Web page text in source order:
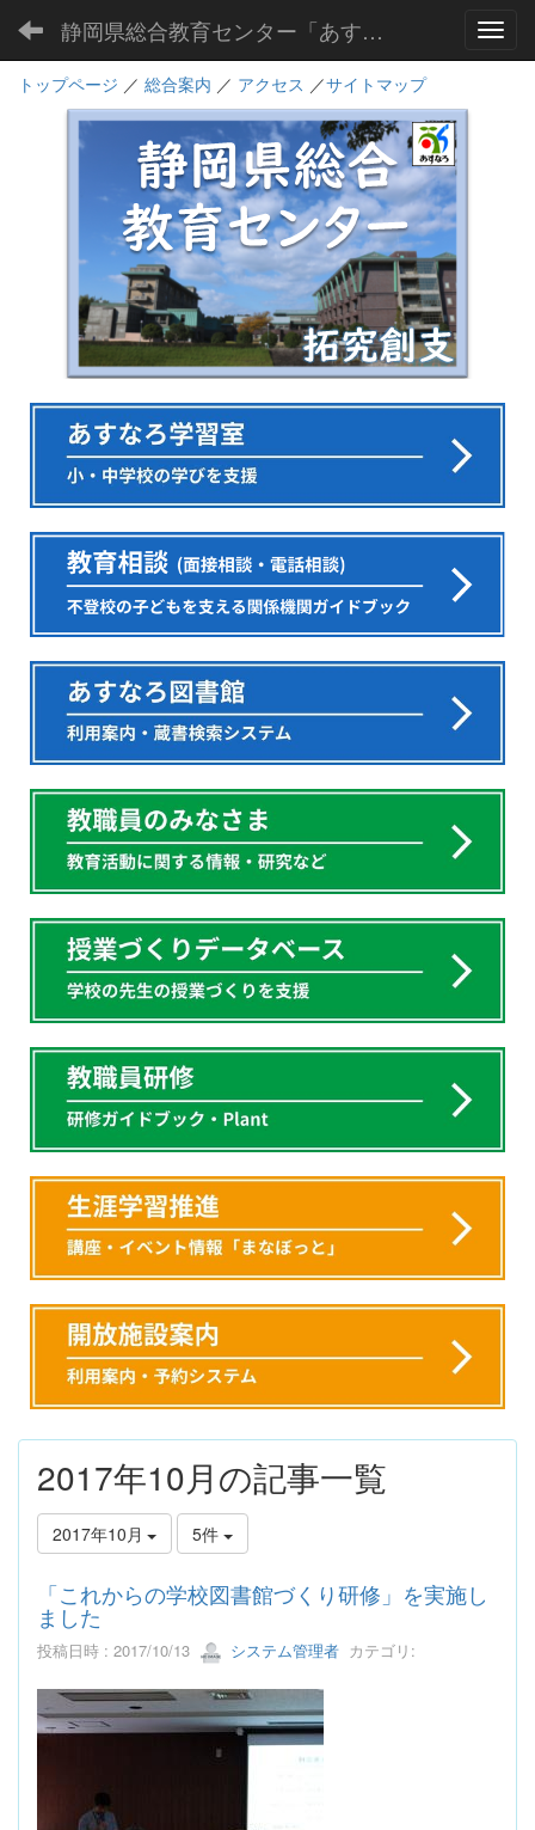
静岡県総合教育センター「あすなろ」
トップページ ／ 総合案内 ／ アクセス ／サイトマップ
2017年10月の記事一覧
2017年10月 5件
「これからの学校図書館づくり研修」を実施し
ました
投稿日時 : 2017/10/13 システム管理者 カテゴリ: